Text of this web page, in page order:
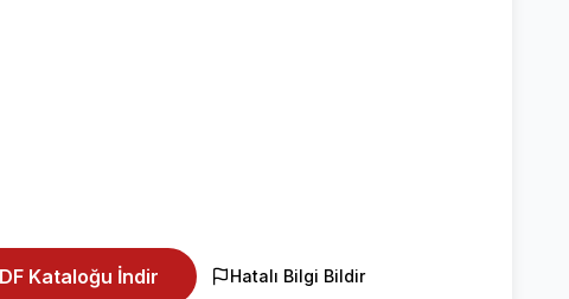
Kataloğu İndir Hatalı Bilgi Bildir